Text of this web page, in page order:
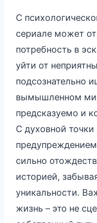
С
сериале может
потребность в
уйти от
подсознательно
вымышленном
предсказуемо и
С духовной
сильно
историей,
уникальности.
жизнь – это не